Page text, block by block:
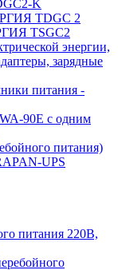
K
TDGC 2
TSGC2
энергии,
зарядные
питания -
90E с одним
питания)
UPS
питания 220В,